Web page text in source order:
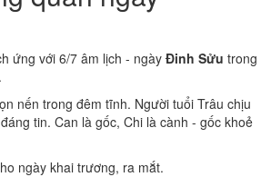
ứng với 6/7 âm lịch - ngày Đinh Sửu trong
nến trong đêm tĩnh. Người tuổi Trâu chịu
tin. Can là gốc, Chi là cành - gốc khoẻ
ngày khai trương, ra mắt.